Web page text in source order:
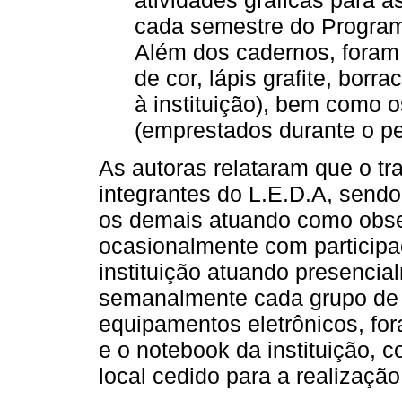
cada semestre do
Além dos cadernos,
de cor, lápis grafite,
à instituição), bem como
(emprestados durante o
As autoras relataram que o
integrantes do L.E.D.A,
os demais atuando como
ocasionalmente com
instituição atuando
semanalmente cada grupo
equipamentos eletrônicos,
e o notebook da instituição,
local cedido para a